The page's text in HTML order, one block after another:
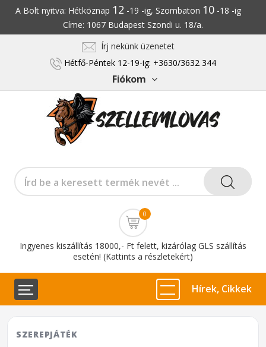
A Bolt nyitva: Hétköznap 12 -19 -ig, Szombaton 10-18 -ig
Címe: 1067 Budapest Szondi u. 18/a.
Írj nekünk üzenetet
Hétfő-Péntek 12-19-ig: +3630/3632 344
Fiókom
0
Ingyenes kiszállítás 18000,- Ft felett, kizárólag GLS szállítás
esetén! (Kattints a részletekért)
Hírek, Cikkek
SZEREPJÁTÉK